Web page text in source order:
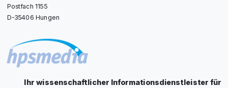
Postfach 1155
D-35406 Hungen
Ihr wissenschaftlicher Informationsdienstleister für